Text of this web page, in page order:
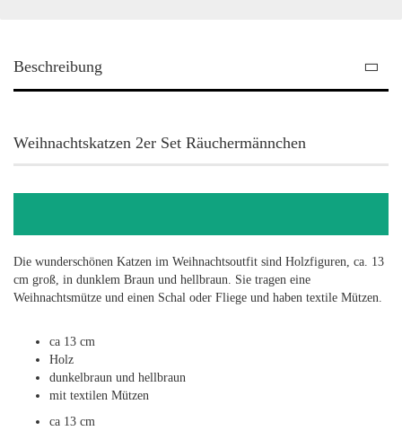
Beschreibung
Weihnachtskatzen 2er Set Räuchermännchen
Die wunderschönen Katzen im Weihnachtsoutfit sind Holzfiguren, ca. 13
cm groß, in dunklem Braun und hellbraun. Sie tragen eine
Weihnachtsmütze und einen Schal oder Fliege und haben textile Mützen.
ca 13 cm
Holz
dunkelbraun und hellbraun
mit textilen Mützen
ca 13 cm